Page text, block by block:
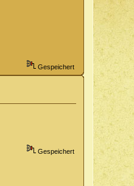
Gespeichert
Gespeichert